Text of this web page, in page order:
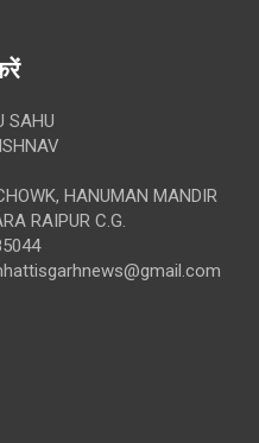
SAHU
HANUMAN MANDIR
RAIPUR C.G.